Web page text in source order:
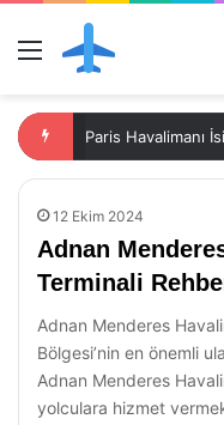
Menü
Paris Havalimanı
12 Ekim 2024
Adnan
Terminali
Adnan Menderes
Bölgesi’nin en önemli
Adnan Menderes
yolculara hizmet